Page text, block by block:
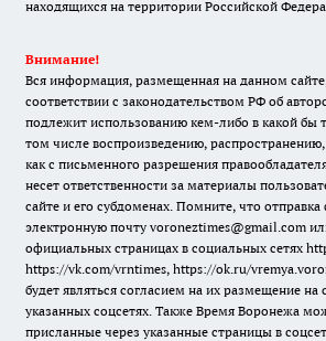
находящихся на территории Российской
Внимание!
Вся информация, размещенная на данном
соответствии с законодательством РФ об
подлежит использованию кем-либо в какой бы
том числе воспроизведению,
как с письменного разрешения
несет ответственности за материалы
сайте и его субдоменах. Помните, что
электронную почту voroneztimes@gmail.com
официальных страницах в социальных сетях
https://vk.com/vrntimes, https://ok.ru/
будет являться согласием на их размещение на
указанных соцсетях. Также Время Воронежа
присланные через указанные страницы в